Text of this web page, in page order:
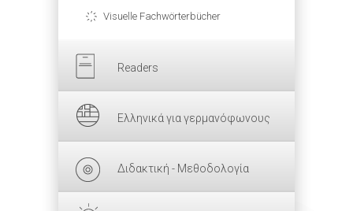
Visuelle Fachwörterbücher
Readers
Ελληνικά για γερμανόφωνους
Διδακτική - Μεθοδολογία